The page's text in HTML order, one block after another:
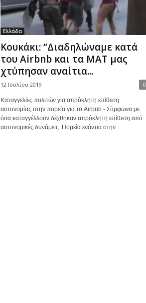
Ελλάδα
Κουκάκι: “Διαδηλώναμε κατά
του Airbnb και τα ΜΑΤ μας
χτύπησαν αναίτια...
12 Ιουλίου 2019 0
Καταγγελίες πολιτών για απρόκλητη επίθεση
αστυνομίας στην πορεία για το Airbnb - Σύμφωνα με
όσα καταγγέλλουν δέχθηκαν απρόκλητη επίθεση από
αστυνομικές δυνάμεις. Πορεία ενάντια στην...